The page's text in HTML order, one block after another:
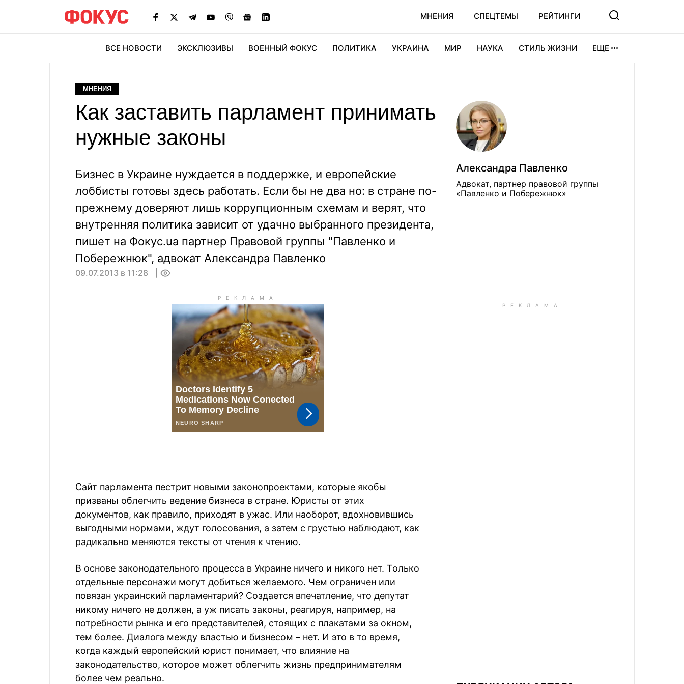
МНЕНИЯ СПЕЦТЕМЫ РЕЙТИНГИ
ВСЕ НОВОСТИ ЭКСКЛЮЗИВЫ ВОЕННЫЙ ФОКУС ПОЛИТИКА УКРАИНА МИР НАУКА СТИЛЬ ЖИЗНИ ЕЩЕ
МНЕНИЯ
Как заставить парламент принимать
нужные законы
Бизнес в Украине нуждается в поддержке, и европейские
лоббисты готовы здесь работать. Если бы не два но: в стране по-
прежнему доверяют лишь коррупционным схемам и верят, что
внутренняя политика зависит от удачно выбранного президента,
пишет на Фокус.ua партнер Правовой группы "Павленко и
Побережнюк", адвокат Александра Павленко
Александра Павленко
Адвокат, партнер правовой группы
«Павленко и Побережнюк»
09.07.2013 в 11:28
Сайт парламента пестрит новыми законопроектами, которые якобы
призваны облегчить ведение бизнеса в стране. Юристы от этих
документов, как правило, приходят в ужас. Или наоборот, вдохновившись
выгодными нормами, ждут голосования, а затем с грустью наблюдают, как
радикально меняются тексты от чтения к чтению.
В основе законодательного процесса в Украине ничего и никого нет. Только
отдельные персонажи могут добиться желаемого. Чем ограничен или
повязан украинский парламентарий? Создается впечатление, что депутат
никому ничего не должен, а уж писать законы, реагируя, например, на
потребности рынка и его представителей, стоящих с плакатами за окном,
тем более. Диалога между властью и бизнесом – нет. И это в то время,
когда каждый европейский юрист понимает, что влияние на
законодательство, которое может облегчить жизнь предпринимателям
более чем реально.